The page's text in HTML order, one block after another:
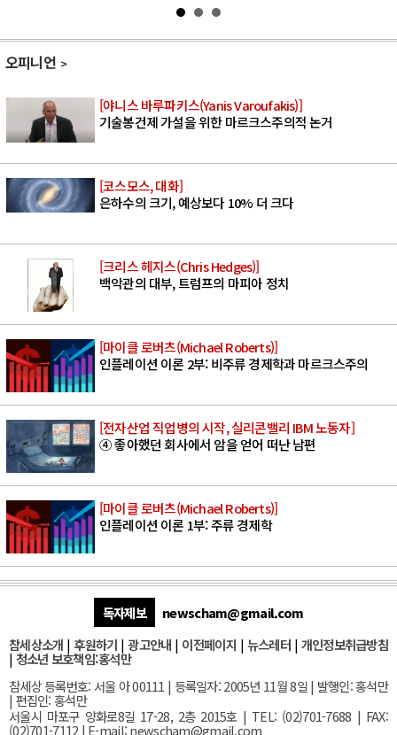
오피니언
[야니스 바루파키스(Yanis Varoufakis)]
기술봉건제 가설을 위한 마르크스주의적 논거
[코스모스, 대화]
은하수의 크기, 예상보다 10% 더 크다
[크리스 헤지스(Chris Hedges)]
백악관의 대부, 트럼프의 마피아 정치
[마이클 로버츠(Michael Roberts)]
인플레이션 이론 2부: 비주류 경제학과 마르크스주의
[전자산업 직업병의 시작, 실리콘밸리 IBM 노동자]
④ 좋아했던 회사에서 암을 얻어 떠난 남편
[마이클 로버츠(Michael Roberts)]
인플레이션 이론 1부: 주류 경제학
독자제보
newscham@gmail.com
참세상소개 | 후원하기 |광고안내 | 이전페이지 | 뉴스레터| 개인정보취급방침
| 청소년 보호책임:홍석만
참세상 등록번호: 서울 아 00111 | 등록일자: 2005년 11월 8일 | 발행인: 홍석만
| 편집인: 홍석만
서울시 마포구 양화로8길 17-28, 2층 2015호| TEL: (02)701-7688 | FAX:
(02)701-7112 | E-mail:newscham@gmail.com